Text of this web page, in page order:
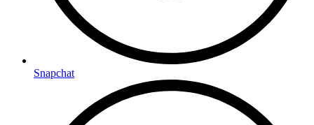
Snapchat